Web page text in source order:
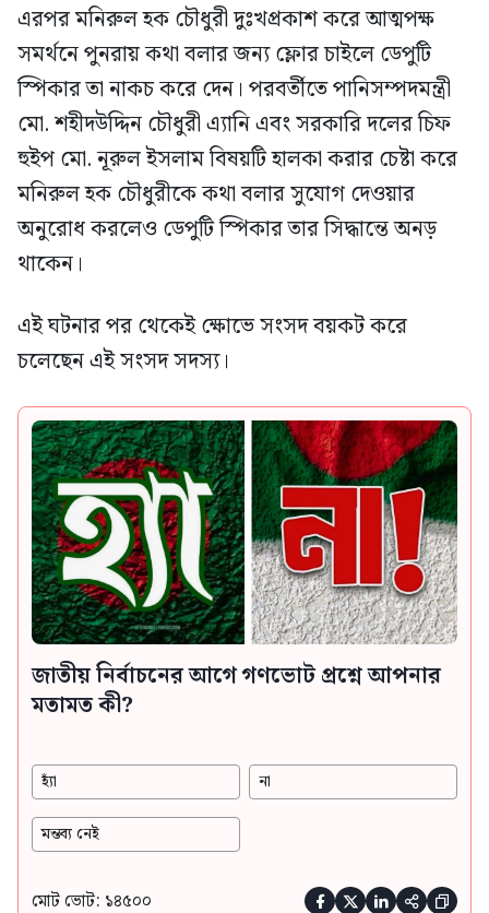
এরপর মনিরুল হক চৌধুরী দুঃখপ্রকাশ করে আত্মপক্ষ
সমর্থনে পুনরায় কথা বলার জন্য ফ্লোর চাইলে ডেপুটি
স্পিকার তা নাকচ করে দেন। পরবর্তীতে পানিসম্পদমন্ত্রী
মো. শহীদউদ্দিন চৌধুরী এ্যানি এবং সরকারি দলের চিফ
হুইপ মো. নূরুল ইসলাম বিষয়টি হালকা করার চেষ্টা করে
মনিরুল হক চৌধুরীকে কথা বলার সুযোগ দেওয়ার
অনুরোধ করলেও ডেপুটি স্পিকার তার সিদ্ধান্তে অনড়
থাকেন।
এই ঘটনার পর থেকেই ক্ষোভে সংসদ বয়কট করে
চলেছেন এই সংসদ সদস্য।
জাতীয় নির্বাচনের আগে গণভোট প্রশ্নে আপনার
মতামত কী?
হ্যাঁ না
মন্তব্য নেই
মোট ভোট: ১৪৫০০     